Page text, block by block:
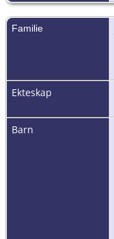
Familie
Ekteskap
Barn